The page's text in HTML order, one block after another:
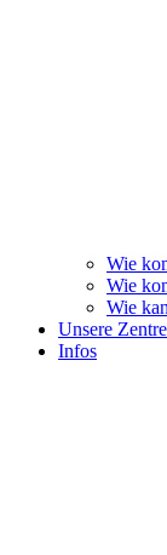
Wie
Wie
Wie
Unsere
Infos